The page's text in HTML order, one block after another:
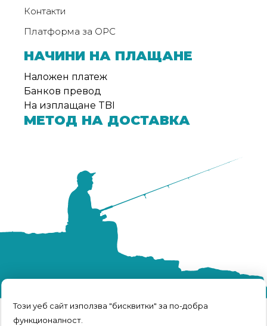
Този уеб сайт използва "бисквитки" за по-добра
функционалност.
Контакти
Платформа за ОРС
НАЧИНИ НА ПЛАЩАНЕ
Наложен платеж
Банков превод
На изплащане TBI
МЕТОД НА ДОСТАВКА